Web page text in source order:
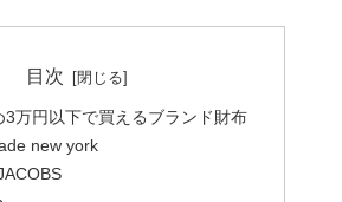
目次
3万円以下で買えるブランド財布
new york